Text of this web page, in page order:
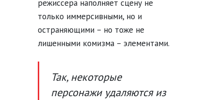
режиссера наполняет сцену не
только иммерсивными, но и
остраняющими – но тоже не
лишенными комизма – элементами.
Так, некоторые
персонажи удаляются из